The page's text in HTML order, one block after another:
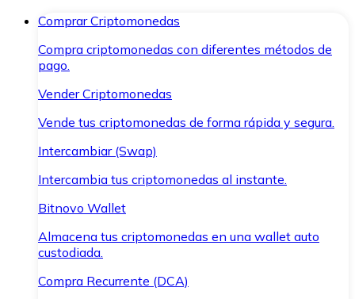
Comprar Criptomonedas
Compra criptomonedas con diferentes métodos de
pago.
Vender Criptomonedas
Vende tus criptomonedas de forma rápida y segura.
Intercambiar (Swap)
Intercambia tus criptomonedas al instante.
Bitnovo Wallet
Almacena tus criptomonedas en una wallet auto
custodiada.
Compra Recurrente (DCA)